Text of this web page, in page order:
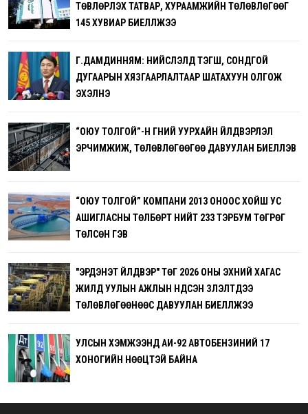
ТӨВЛӨРҮҮЛЭХ ТАТВАР, ХУРААМЖИЙН ТӨЛӨВЛӨГӨӨГ
145 ХУВИАР БИЕЛҮҮЛЖЭЭ
Г.ДАМДИННЯМ: НИЙСЛЭЛД ТЭГШ, СОНДГОЙ
ДУГААРЫН ХЯЗГААРЛАЛТААР ШАТАХУУН ОЛГОЖ
ЭХЭЛНЭ
“ОЮУ ТОЛГОЙ”-Н ГҮНИЙ УУРХАЙН ҮЙЛДВЭРЛЭЛ
ЭРЧИМЖИЖ, ТӨЛӨВЛӨГӨӨГӨӨ ДАВУУЛАН БИЕЛҮҮЛЭВ
“ОЮУ ТОЛГОЙ” КОМПАНИ 2013 ОНООС ХОЙШ УС
АШИГЛАСНЫ ТӨЛБӨРТ НИЙТ 233 ТЭРБУМ ТӨГРӨГ
ТӨЛСӨН ГЭВ
"ЭРДЭНЭТ ҮЙЛДВЭР" ТӨҮГ 2026 ОНЫ ЭХНИЙ ХАГАС
ЖИЛД УУЛЫН АЖЛЫН ҮНДСЭН ҮЗҮҮЛЭЛТҮҮДЭЭ
ТӨЛӨВЛӨГӨӨНӨӨС ДАВУУЛАН БИЕЛҮҮЛЖЭЭ
УЛСЫН ХЭМЖЭЭНД АИ-92 АВТОБЕНЗИНИЙ 17
ХОНОГИЙН НӨӨЦТЭЙ БАЙНА